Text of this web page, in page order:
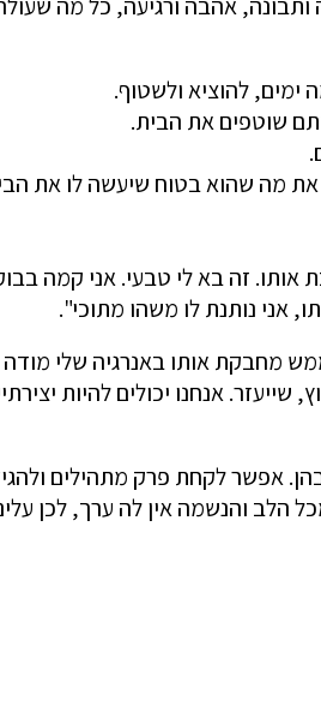
את מה שהוא בטוח שיעשה לו את
זה בא לי טבעי. אני קמה
אני נותנת לו משהו מתוכי".
מחבקת אותו באנרגיה שלי
אנחנו יכולים להיות
אפשר לקחת פרק מתהילים
הלב והנשמה אין לה ערך, לכן